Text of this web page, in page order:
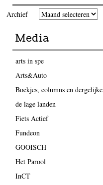
Archief
Media
arts in spe
Arts&Auto
Boekjes, columns en dergelijke
de lage landen
Fiets Actief
Fundeon
GOOISCH
Het Parool
InCT